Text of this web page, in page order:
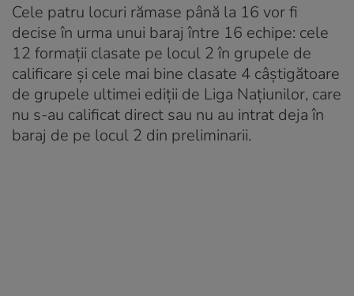
Cele patru locuri rămase până la 16 vor fi
decise în urma unui baraj între 16 echipe: cele
12 formații clasate pe locul 2 în grupele de
calificare și cele mai bine clasate 4 câștigătoare
de grupele ultimei ediții de Liga Națiunilor, care
nu s-au calificat direct sau nu au intrat deja în
baraj de pe locul 2 din preliminarii.